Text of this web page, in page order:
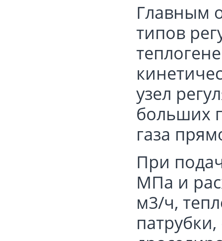
Главным
типов
узел
больших
газа
При
МПа и
м3/ч,